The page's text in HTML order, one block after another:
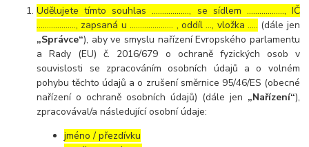
Udělujete tímto souhlas ……………..., se sídlem ………………, IČ
………………., zapsaná u ………………… , oddíl …, vložka ….. (dále jen
„Správce“), aby ve smyslu nařízení Evropského parlamentu
a Rady (EU) č. 2016/679 o ochraně fyzických osob v
souvislosti se zpracováním osobních údajů a o volném
pohybu těchto údajů a o zrušení směrnice 95/46/ES (obecné
nařízení o ochraně osobních údajů) (dále jen „Nařízení“),
zpracovával/a následující osobní údaje:
jméno / přezdívku